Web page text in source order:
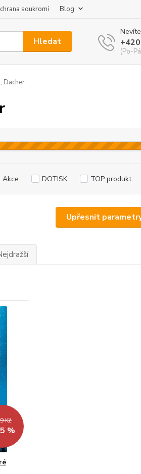
soukromí Blog
Hledat
(Po-
Dacher
Upřesnit
Akce DOTISK TOP produkt
Kč
%